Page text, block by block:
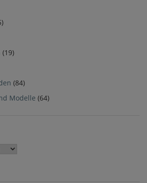
(19)
(84)
Modelle (64)